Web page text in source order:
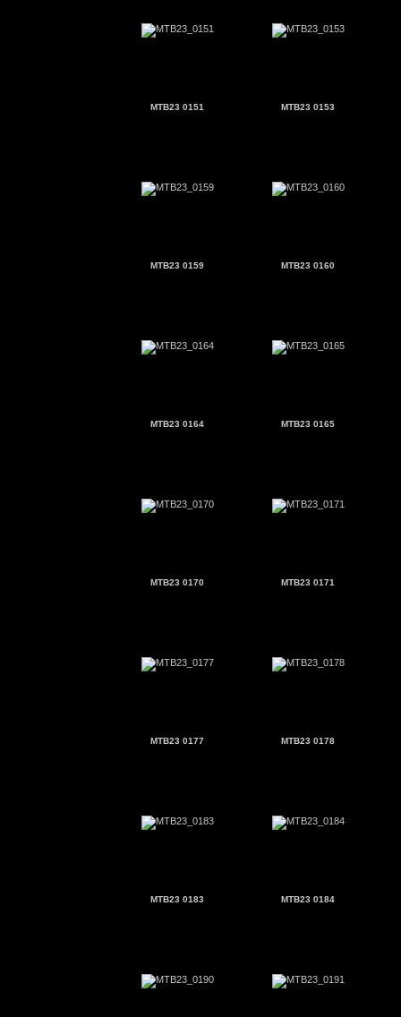
MTB23 0151 MTB23 0153
MTB23 0159 MTB23 0160
MTB23 0164 MTB23 0165
MTB23 0170 MTB23 0171
MTB23 0177 MTB23 0178
MTB23 0183 MTB23 0184